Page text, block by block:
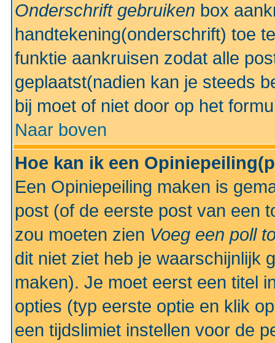
Onderschrift gebruiken box
handtekening(onderschrift) toe
funktie aankruisen zodat alle
geplaatst(nadien kan je steeds
bij moet of niet door op het
Naar boven
Hoe kan ik een
Een Opiniepeiling maken is
post (of de eerste post van een
zou moeten zien Voeg een poll
dit niet ziet heb je waarschijnlijk
maken). Je moet eerst een titel
opties (typ eerste optie en klik
een tijdslimiet instellen voor de